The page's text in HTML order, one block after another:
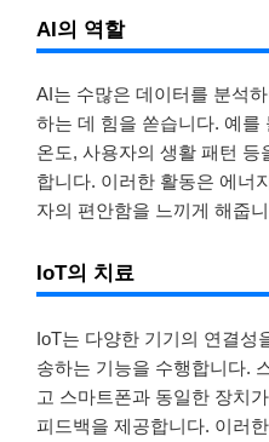
AI의 역할
AI는 수많은 데이터를 분석
하는 데 힘을 쏟습니다. 예를
온도, 사용자의 생활 패턴 등
합니다. 이러한 활동은 에너
자의 편안함을 느끼게 해줍
IoT의 치료
IoT는 다양한 기기의 연결성
송하는 기능을 수행합니다.
고 스마트폰과 동일한 장치
피드백을 제공합니다. 이러